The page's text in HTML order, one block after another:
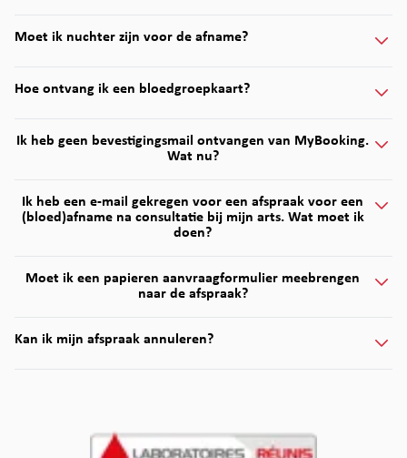
Moet ik nuchter zijn voor de afname?
Hoe ontvang ik een bloedgroepkaart?
Ik heb geen bevestigingsmail ontvangen van MyBooking.
Wat nu?
Ik heb een e-mail gekregen voor een afspraak voor een
(bloed)afname na consultatie bij mijn arts. Wat moet ik
doen?
Moet ik een papieren aanvraagformulier meebrengen
naar de afspraak?
Kan ik mijn afspraak annuleren?